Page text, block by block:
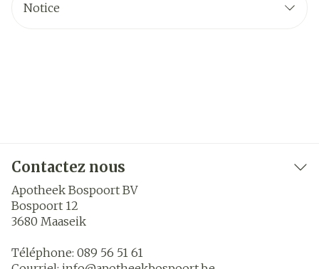
Notice
Contactez nous
Apotheek Bospoort BV
Bospoort 12
3680 Maaseik
Téléphone: 089 56 51 61